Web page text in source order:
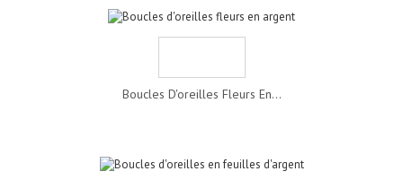
Boucles D'oreilles Fleurs En...